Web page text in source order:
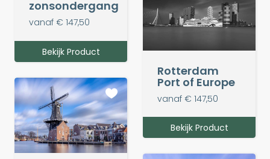
zonsondergang
vanaf € 147,50
Bekijk Product
Rotterdam
Port of Europe
vanaf € 147,50
Bekijk Product